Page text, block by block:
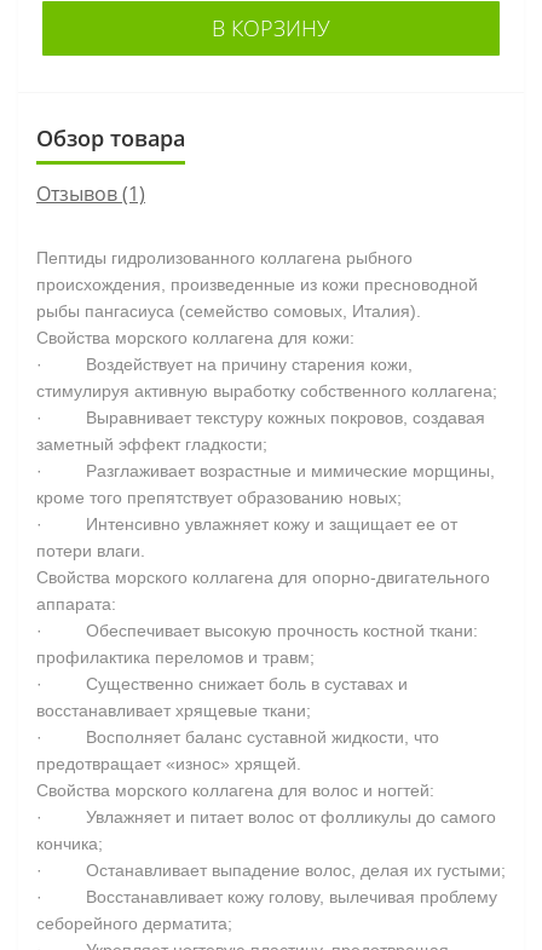
В КОРЗИНУ
Обзор товара
Отзывов (1)
Пептиды гидролизованного коллагена рыбного
происхождения, произведенные из кожи пресноводной
рыбы пангасиуса (семейство сомовых, Италия).
Свойства морского коллагена для кожи:
· Воздействует на причину старения кожи,
стимулируя активную выработку собственного коллагена;
· Выравнивает текстуру кожных покровов, создавая
заметный эффект гладкости;
· Разглаживает возрастные и мимические морщины,
кроме того препятствует образованию новых;
· Интенсивно увлажняет кожу и защищает ее от
потери влаги.
Свойства морского коллагена для опорно-двигательного
аппарата:
· Обеспечивает высокую прочность костной ткани:
профилактика переломов и травм;
· Существенно снижает боль в суставах и
восстанавливает хрящевые ткани;
· Восполняет баланс суставной жидкости, что
предотвращает «износ» хрящей.
Свойства морского коллагена для волос и ногтей:
· Увлажняет и питает волос от фолликулы до самого
кончика;
· Останавливает выпадение волос, делая их густыми;
· Восстанавливает кожу голову, вылечивая проблему
себорейного дерматита;